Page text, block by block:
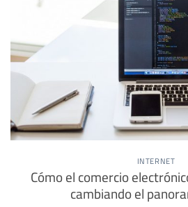
INTERNET
Cómo el comercio
cambiando el